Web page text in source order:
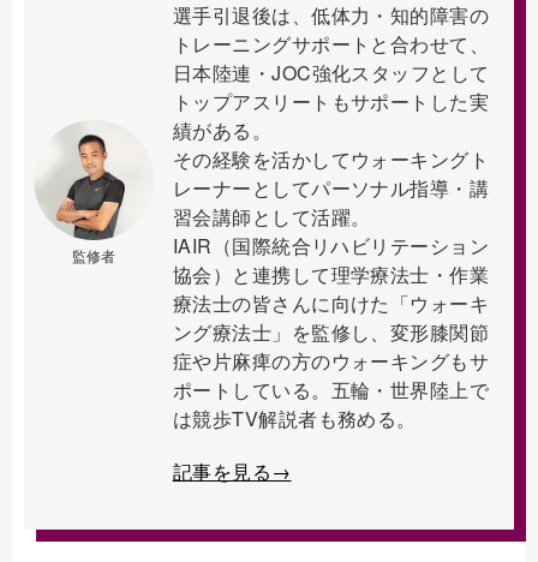
監修者
選手引退後は、低体力・知的障害の
トレーニングサポートと合わせて、
日本陸連・JOC強化スタッフとして
トップアスリートもサポートした実
績がある。
その経験を活かしてウォーキングト
レーナーとしてパーソナル指導・講
習会講師として活躍。
IAIR（国際統合リハビリテーション
協会）と連携して理学療法士・作業
療法士の皆さんに向けた「ウォーキ
ング療法士」を監修し、変形膝関節
症や片麻痺の方のウォーキングもサ
ポートしている。五輪・世界陸上で
は競歩TV解説者も務める。
記事を見る→